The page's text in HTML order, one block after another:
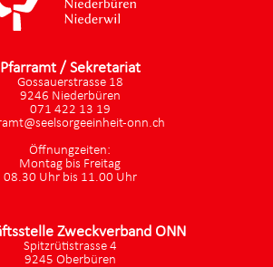
Pfarramt / Sekretariat
Gossauerstrasse 18
9246 Niederbüren
071 422 13 19
onn.ch
Öffnungzeiten:
Montag bis Freitag
08.30 Uhr bis 11.00 Uhr
Zweckverband ONN
Spitzrütistrasse 4
9245 Oberbüren